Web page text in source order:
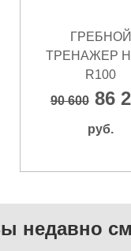
ГРЕБНОЙ
ТРЕНАЖЕР
R100
90 60086
руб.
недавно